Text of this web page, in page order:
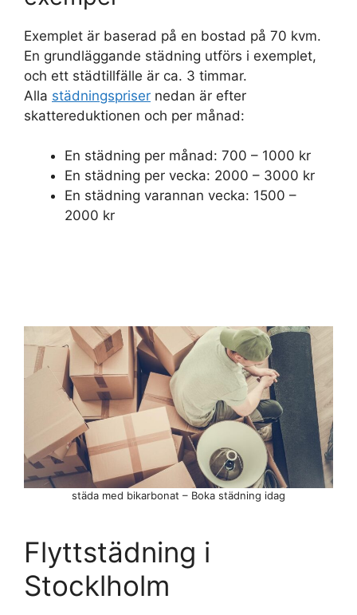
Exemplet är baserad på en bostad på 70 kvm.
En grundläggande städning utförs i exemplet,
och ett städtillfälle är ca. 3 timmar.
Alla städningspriser nedan är efter
skattereduktionen och per månad:
En städning per månad: 700 – 1000 kr
En städning per vecka: 2000 – 3000 kr
En städning varannan vecka: 1500 –
2000 kr
Flyttstädning i
Stocklholm
städa med bikarbonat – Boka städning idag